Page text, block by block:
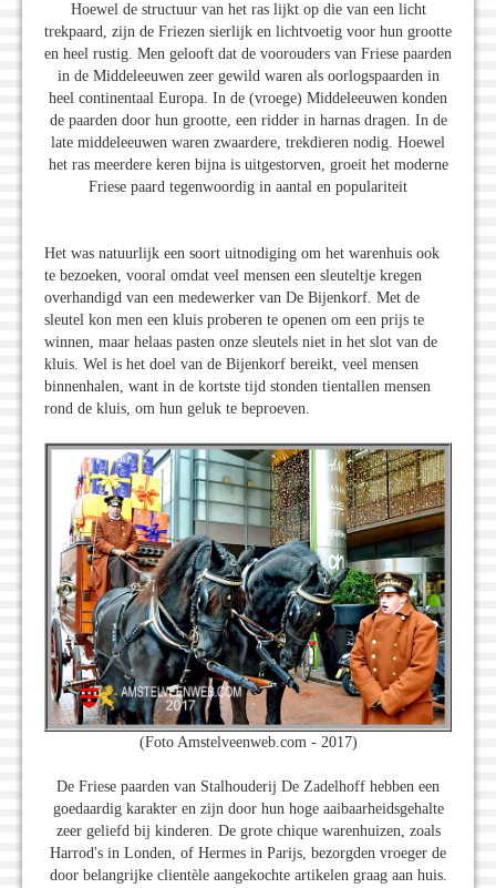
Hoewel de structuur van het ras lijkt op die van een licht
trekpaard, zijn de Friezen sierlijk en lichtvoetig voor hun grootte
en heel rustig. Men gelooft dat de voorouders van Friese paarden
in de Middeleeuwen zeer gewild waren als oorlogspaarden in
heel continentaal Europa. In de (vroege) Middeleeuwen konden
de paarden door hun grootte, een ridder in harnas dragen. In de
late middeleeuwen waren zwaardere, trekdieren nodig. Hoewel
het ras meerdere keren bijna is uitgestorven, groeit het moderne
Friese paard tegenwoordig in aantal en populariteit
Het was natuurlijk een soort uitnodiging om het warenhuis ook
te bezoeken, vooral omdat veel mensen een sleuteltje kregen
overhandigd van een medewerker van De Bijenkorf. Met de
sleutel kon men een kluis proberen te openen om een prijs te
winnen, maar helaas pasten onze sleutels niet in het slot van de
kluis. Wel is het doel van de Bijenkorf bereikt, veel mensen
binnenhalen, want in de kortste tijd stonden tientallen mensen
rond de kluis, om hun geluk te beproeven.
(Foto Amstelveenweb.com - 2017)
De Friese paarden van Stalhouderij De Zadelhoff hebben een
goedaardig karakter en zijn door hun hoge aaibaarheidsgehalte
zeer geliefd bij kinderen. De grote chique warenhuizen, zoals
Harrod's in Londen, of Hermes in Parijs, bezorgden vroeger de
door belangrijke clientèle aangekochte artikelen graag aan huis.